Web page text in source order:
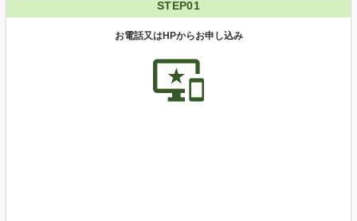
STEP01
お電話又はHPからお申し込み
important_devices